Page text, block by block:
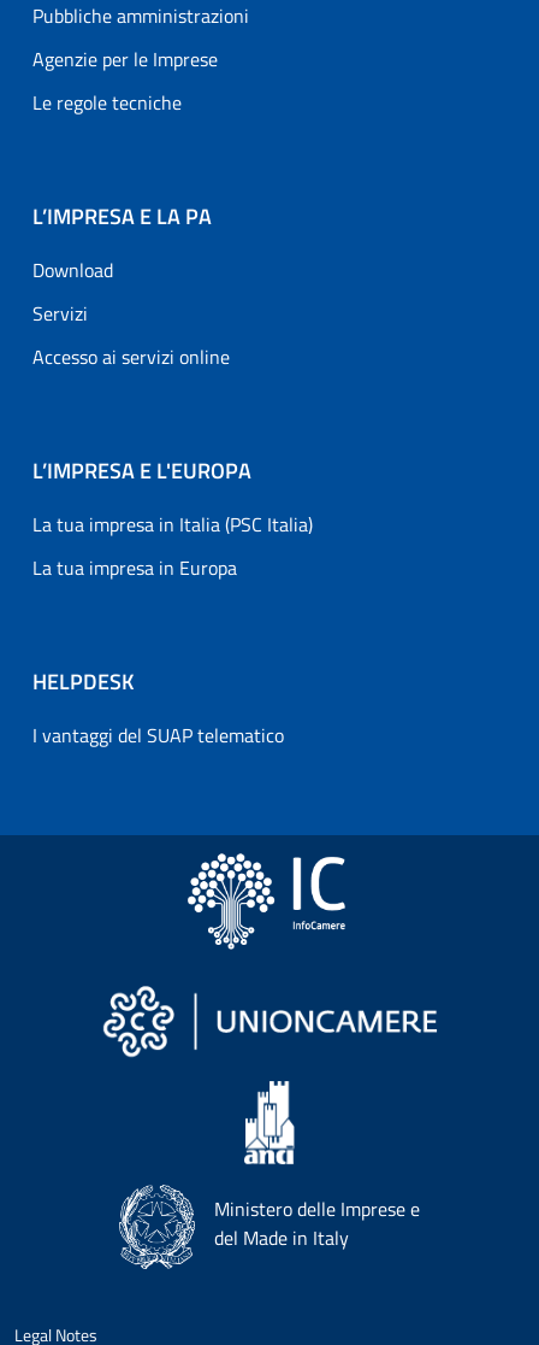
Pubbliche amministrazioni
Agenzie per le Imprese
Le regole tecniche
L’IMPRESA E LA PA
Download
Servizi
Accesso ai servizi online
L’IMPRESA E L'EUROPA
La tua impresa in Italia (PSC Italia)
La tua impresa in Europa
HELPDESK
I vantaggi del SUAP telematico
Ministero delle Imprese e
del Made in Italy
Legal Notes